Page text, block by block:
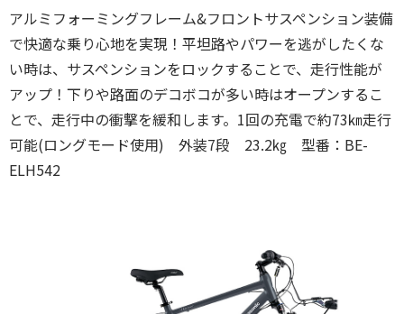
アルミフォーミングフレーム&フロントサスペンション装備
で快適な乗り心地を実現！平坦路やパワーを逃がしたくな
い時は、サスペンションをロックすることで、走行性能が
アップ！下りや路面のデコボコが多い時はオープンするこ
とで、走行中の衝撃を緩和します。1回の充電で約73㎞走行
可能(ロングモード使用) 外装7段 23.2㎏ 型番：BE-
ELH542